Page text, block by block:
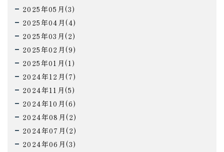
2025年05月(3)
2025年04月(4)
2025年03月(2)
2025年02月(9)
2025年01月(1)
2024年12月(7)
2024年11月(5)
2024年10月(6)
2024年08月(2)
2024年07月(2)
2024年06月(3)